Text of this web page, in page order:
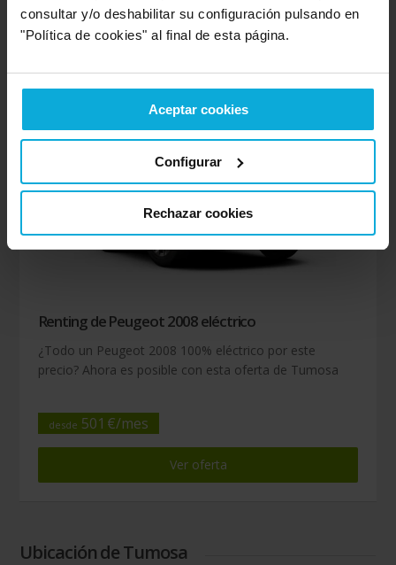
consultar y/o deshabilitar su configuración pulsando en
"Política de cookies" al final de esta página.
Aceptar cookies
Configurar
Rechazar cookies
475 €/mes
Renting de Peugeot 2008 eléctrico
¿Todo un Peugeot 2008 100% eléctrico por este
precio? Ahora es posible con esta oferta de Tumosa
desde 501 €/mes
Ver oferta
Ubicación de Tumosa